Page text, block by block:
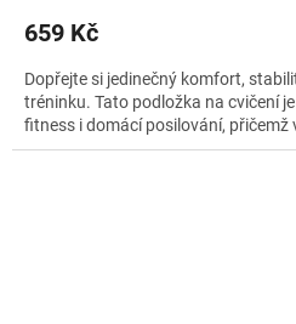
659 Kč
Dopřejte si jedinečný komfort,
tréninku. Tato podložka na cvičení
fitness i domácí posilování, přičemž